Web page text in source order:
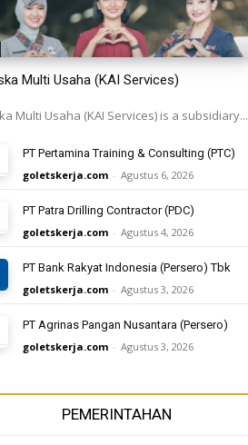
Multi Usaha (KAI Services)
Multi Usaha (KAI Services) is a subsidiary...
PT Pertamina Training & Consulting (PTC)
goletskerja.com - Agustus 6, 2026
PT Patra Drilling Contractor (PDC)
goletskerja.com - Agustus 4, 2026
PT Bank Rakyat Indonesia (Persero) Tbk
goletskerja.com - Agustus 3, 2026
PT Agrinas Pangan Nusantara (Persero)
goletskerja.com - Agustus 3, 2026
PEMERINTAHAN